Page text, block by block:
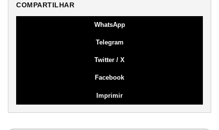
COMPARTILHAR
WhatsApp
Telegram
Twitter / X
Facebook
Imprimir